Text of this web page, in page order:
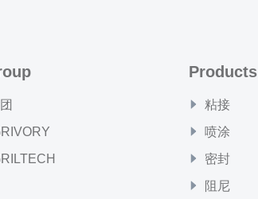
Products
粘接
喷涂
密封
阻尼